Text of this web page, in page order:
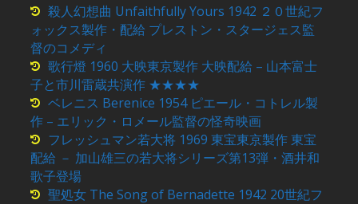
殺人幻想曲 Unfaithfully Yours 1942 ２０世紀フ
ォックス製作・配給 プレストン・スタージェス監
督のコメディ
歌行燈 1960 大映東京製作 大映配給 – 山本富士
子と市川雷蔵共演作 ★★★★
ベレニス Berenice 1954 ピエール・コトレル製
作 – エリック・ロメール監督の怪奇映画
フレッシュマン若大将 1969 東宝東京製作 東宝
配給 － 加山雄三の若大将シリーズ第13弾・酒井和
歌子登場
聖処女 The Song of Bernadette 1942 20世紀フ